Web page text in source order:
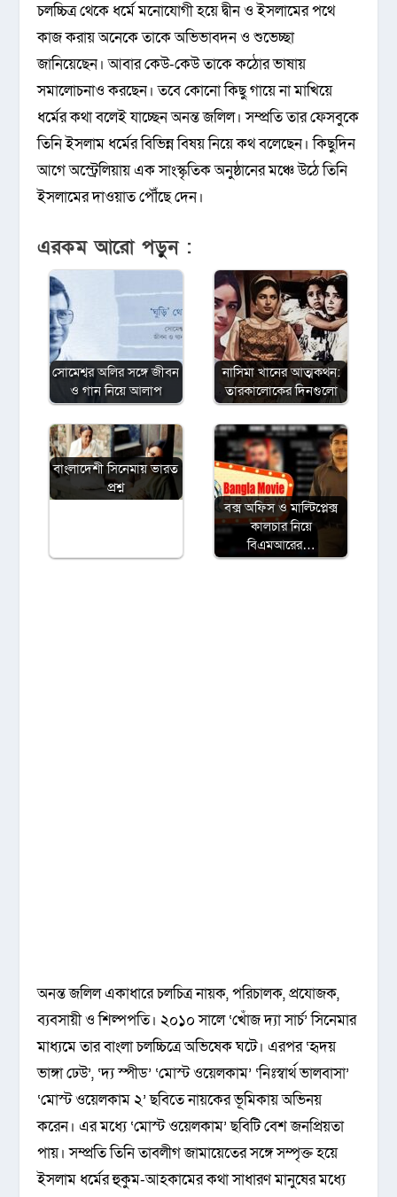
চলচ্চিত্র থেকে ধর্মে মনোযোগী হয়ে দ্বীন ও ইসলামের পথে
কাজ করায় অনেকে তাকে অভিভাবদন ও শুভেচ্ছা
জানিয়েছেন। আবার কেউ-কেউ তাকে কঠোর ভাষায়
সমালোচনাও করছেন। তবে কোনো কিছু গায়ে না মাখিয়ে
ধর্মের কথা বলেই যাচ্ছেন অনন্ত জলিল। সম্প্রতি তার ফেসবুকে
তিনি ইসলাম ধর্মের বিভিন্ন বিষয় নিয়ে কথ বলেছেন। কিছুদিন
আগে অস্ট্রেলিয়ায় এক সাংস্কৃতিক অনুষ্ঠানের মঞ্চে উঠে তিনি
ইসলামের দাওয়াত পৌঁছে দেন।
এরকম আরো পড়ুন :
সোমেশ্বর অলির সঙ্গে জীবন
ও গান নিয়ে আলাপ
নাসিমা খানের আত্মকথন:
তারকালোকের দিনগুলো
বাংলাদেশী সিনেমায় ভারত
প্রশ্ন
বক্স অফিস ও মাল্টিপ্লেক্স
কালচার নিয়ে
বিএমআরের…
অনন্ত জলিল একাধারে চলচিত্র নায়ক, পরিচালক, প্রযোজক,
ব্যবসায়ী ও শিল্পপতি। ২০১০ সালে ‘খোঁজ দ্যা সার্চ’ সিনেমার
মাধ্যমে তার বাংলা চলচ্চিত্রে অভিষেক ঘটে। এরপর ‘হৃদয়
ভাঙ্গা ঢেউ’, ‘দ্য স্পীড’ ‘মোস্ট ওয়েলকাম’ ‘নিঃস্বার্থ ভালবাসা’
‘মোস্ট ওয়েলকাম ২’ ছবিতে নায়কের ভূমিকায় অভিনয়
করেন। এর মধ্যে ‘মোস্ট ওয়েলকাম’ ছবিটি বেশ জনপ্রিয়তা
পায়। সম্প্রতি তিনি তাবলীগ জামায়েতের সঙ্গে সম্পৃক্ত হয়ে
ইসলাম ধর্মের হুকুম-আহকামের কথা সাধারণ মানুষের মধ্যে